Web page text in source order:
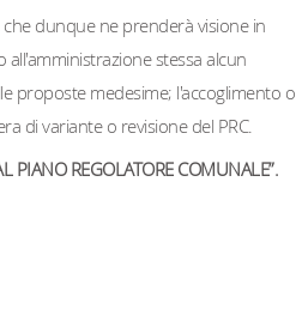
che dunque ne prenderà visione in
stessa alcun
proposte medesime; l'accoglimento o
di variante o revisione del PRC.
PIANO REGOLATORE COMUNALE”.